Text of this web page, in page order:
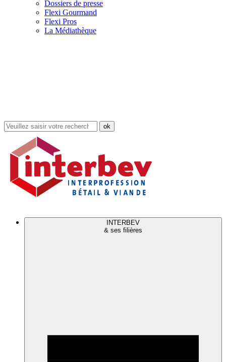
Dossiers de presse
Flexi Gourmand
Flexi Pros
La Médiathèque
Rechercher
dans
site
INTERBEV
& ses filières